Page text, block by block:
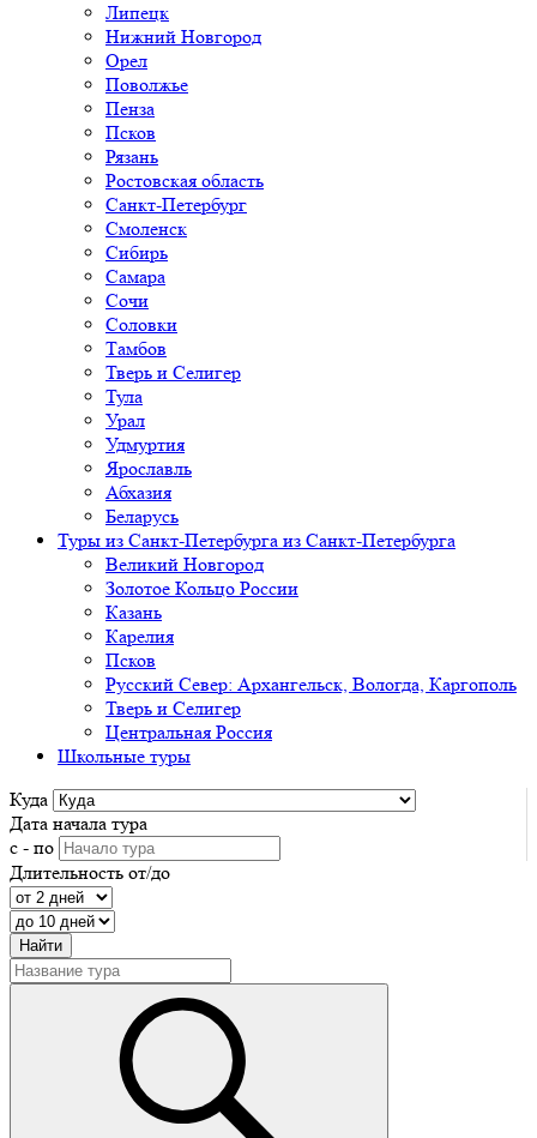
Липецк
Нижний Новгород
Орел
Поволжье
Пенза
Псков
Рязань
Ростовская область
Санкт-Петербург
Смоленск
Сибирь
Самара
Сочи
Соловки
Тамбов
Тверь и Селигер
Тула
Урал
Удмуртия
Ярославль
Абхазия
Беларусь
Туры из Санкт-Петербурга из Санкт-Петербурга
Великий Новгород
Золотое Кольцо России
Казань
Карелия
Псков
Русский Север: Архангельск, Вологда, Каргополь
Тверь и Селигер
Центральная Россия
Школьные туры
Куда
Дата начала тура
с - по
Длительность от/до